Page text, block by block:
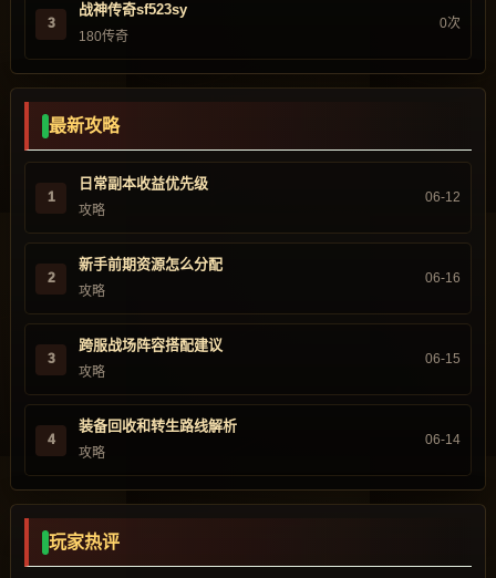
3
战神传奇sf523sy
180传奇
0次
最新攻略
1
日常副本收益优先级
攻略
06-12
2
新手前期资源怎么分配
攻略
06-16
3
跨服战场阵容搭配建议
攻略
06-15
4
装备回收和转生路线解析
攻略
06-14
玩家热评